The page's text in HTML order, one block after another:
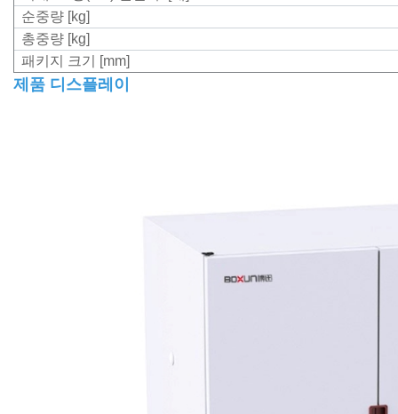
순중량 [kg]
총중량 [kg]
패키지 크기 [mm]
제품 디스플레이